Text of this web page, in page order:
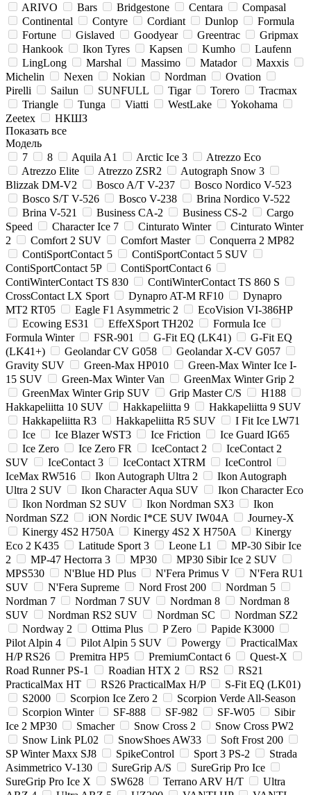
ARIVO
Bars Bridgestone Centara
Compasal
Continental
Contyre Cordiant Dunlop
Formula
Fortune
Gislaved Goodyear Greentrac
Gripmax
Hankook
Ikon Tyres Kapsen Kumho
Laufenn
LingLong
Marshal Massimo Matador
Maxxis
Michelin
Nexen Nokian Nordman
Ovation
Pirelli
Sailun SUNFULL Tigar Torero
Tracmax
Triangle
Tunga Viatti WestLake
Yokohama
Zeetex
НКШЗ
Показать все
Модель
7
8 Aquila A1 Arctic Ice 3
Atrezzo Eco
Atrezzo Elite
Atrezzo ZSR2
Autograph Snow 3
Blizzak DM-V2
Bosco A/T V-237
Bosco Nordico V-523
Bosco S/T V-526
Bosco V-238
Brina Nordico V-522
Brina V-521
Business CA-2 Business CS-2
Cargo
Speed
Character Ice 7 Cinturato Winter
Cinturato Winter
2
Comfort 2 SUV Comfort Master
Conquerra 2 MP82
ContiSportContact 5
ContiSportContact 5 SUV
ContiSportContact 5P
ContiSportContact 6
ContiWinterContact TS 830
ContiWinterContact TS 860 S
CrossContact LX Sport
Dynapro AT-M RF10
Dynapro
MT2 RT05
Eagle F1 Asymmetric 2
EcoVision VI-386HP
Ecowing ES31
EffeXSport TH202
Formula Ice
Formula Winter
FSR-901 G-Fit EQ (LK41)
G-Fit EQ
(LK41+)
Geolandar CV G058
Geolandar X-CV G057
Gravity SUV
Green-Max HP010
Green-Max Winter Ice I-
15 SUV
Green-Max Winter Van
GreenMax Winter Grip 2
GreenMax Winter Grip SUV
Grip Master C/S
H188
Hakkapeliitta 10 SUV
Hakkapeliitta 9
Hakkapeliitta 9 SUV
Hakkapeliitta R3
Hakkapeliitta R5 SUV
I Fit Ice LW71
Ice
Ice Blazer WST3 Ice Friction
Ice Guard IG65
Ice Zero
Ice Zero FR IceContact 2
IceContact 2
SUV
IceContact 3 IceContact XTRM
IceControl
IceMax RW516
Ikon Autograph Ultra 2
Ikon Autograph
Ultra 2 SUV
Ikon Character Aqua SUV
Ikon Character Eco
Ikon Nordman S2 SUV
Ikon Nordman SX3
Ikon
Nordman SZ2
iON Nordic I*CE SUV IW04A
Journey-X
Kinergy 4S2 H750A
Kinergy 4S2 X H750A
Kinergy
Eco 2 K435
Latitude Sport 3 Leone L1
MP-30 Sibir Ice
2
MP-47 Hectorra 3 MP30
MP30 Sibir Ice 2 SUV
MPS530
N'Blue HD Plus N'Fera Primus V
N'Fera RU1
SUV
N'Fera Supreme Nord Frost 200
Nordman 5
Nordman 7
Nordman 7 SUV Nordman 8
Nordman 8
SUV
Nordman RS2 SUV Nordman SC
Nordman SZ2
Nordway 2
Ottima Plus P Zero
Papide K3000
Pilot Alpin 4
Pilot Alpin 5 SUV Powergy
PracticalMax
H/P RS26
Premitra HP5 PremiumContact 6
Quest-X
Road Runner PS-1
Roadian HTX 2 RS2
RS21
PracticalMax HT
RS26 PracticalMax H/P
S-Fit EQ (LK01)
S2000
Scorpion Ice Zero 2
Scorpion Verde All-Season
Scorpion Winter
SF-888 SF-982 SF-W05
Sibir
Ice 2 MP30
Smacher Snow Cross 2
Snow Cross PW2
Snow Link PL02
SnowShoes AW33
Soft Frost 200
SP Winter Maxx SJ8
SpikeControl Sport 3 PS-2
Strada
Asimmetrico V-130
SureGrip A/S
SureGrip Pro Ice
SureGrip Pro Ice X
SW628 Terrano ARV H/T
Ultra